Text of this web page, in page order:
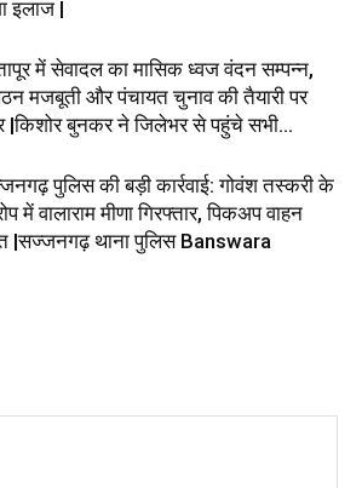
इलाज |
में सेवादल का मासिक ध्वज वंदन सम्पन्न,
मजबूती और पंचायत चुनाव की तैयारी पर
|किशोर बुनकर ने जिलेभर से पहुंचे सभी...
पुलिस की बड़ी कार्रवाई: गोवंश तस्करी के
में वालाराम मीणा गिरफ्तार, पिकअप वाहन
|सज्जनगढ़ थाना पुलिस Banswara